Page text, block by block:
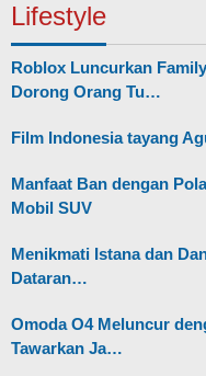
Lifestyle
Roblox Luncurkan
Dorong Orang Tu…
Film Indonesia tayang
Manfaat Ban dengan
Mobil SUV
Menikmati Istana dan
Dataran…
Omoda O4 Meluncur
Tawarkan Ja…